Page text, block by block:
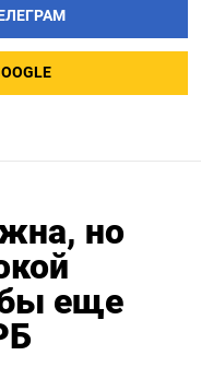
но
еще